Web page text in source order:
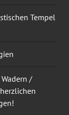
Tempel
/